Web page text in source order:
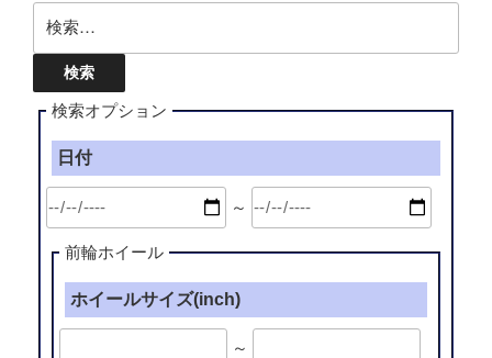
ョ
ン
索:
検索オプション
日付
～
前輪ホイール
ホイールサイズ(inch)
～